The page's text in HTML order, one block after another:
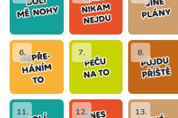
6. 7. 8.
11. 12. 13.